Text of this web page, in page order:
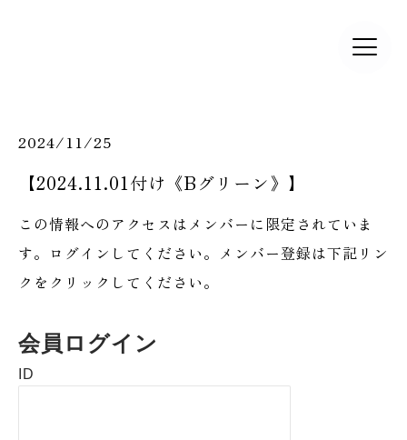
2024/11/25
【2024.11.01付け《Bグリーン》】
この情報へのアクセスはメンバーに限定されていま
す。ログインしてください。メンバー登録は下記リン
クをクリックしてください。
会員ログイン
ID